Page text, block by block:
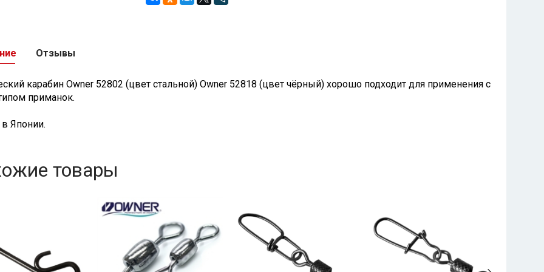
карабин Owner 52802 (цвет стальной) Owner 52818 (цвет чёрный) хорошо подходит для применения с
приманок.
Японии.
Отзывы
товары